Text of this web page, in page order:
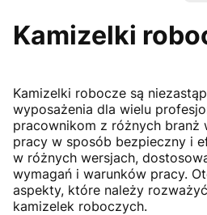
Kamizelki
Kamizelki robocze są
wyposażenia dla wielu
pracownikom z różnych branż
pracy w sposób bezpieczny i
w różnych wersjach,
wymagań i warunków pracy.
aspekty, które należy
kamizelek roboczych.